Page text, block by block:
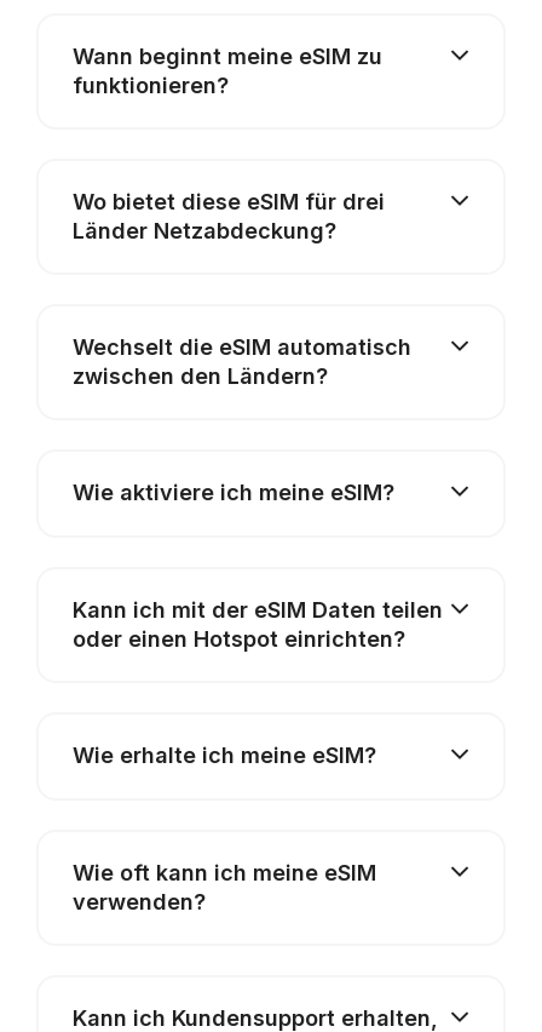
Wann beginnt meine eSIM zu
funktionieren?
Wo bietet diese eSIM für drei
Länder Netzabdeckung?
Wechselt die eSIM automatisch
zwischen den Ländern?
Wie aktiviere ich meine eSIM?
Kann ich mit der eSIM Daten teilen
oder einen Hotspot einrichten?
Wie erhalte ich meine eSIM?
Wie oft kann ich meine eSIM
verwenden?
Kann ich Kundensupport erhalten,